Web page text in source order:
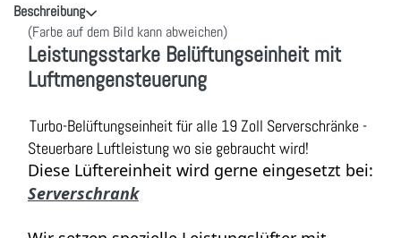
Beschreibung
(Farbe auf dem Bild kann abweichen)
Leistungsstarke Belüftungseinheit mit
Luftmengensteuerung
Turbo-Belüftungseinheit für alle 19 Zoll Serverschränke -
Steuerbare Luftleistung wo sie gebraucht wird!
Diese Lüftereinheit wird gerne eingesetzt bei:
Serverschrank